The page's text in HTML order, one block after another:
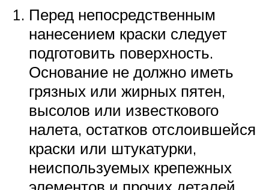
Перед непосредственным
нанесением краски следует
подготовить поверхность.
Основание не должно иметь
грязных или жирных пятен,
высолов или известкового
налета, остатков отслоившейся
краски или штукатурки,
неиспользуемых крепежных